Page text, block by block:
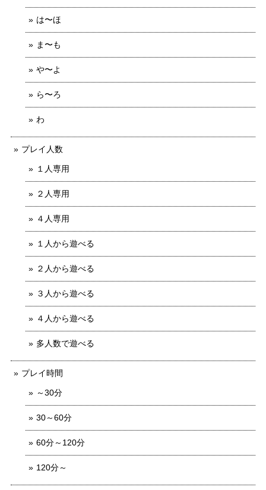
は〜ほ
ま〜も
や〜よ
ら〜ろ
わ
プレイ人数
１人専用
２人専用
４人専用
１人から遊べる
２人から遊べる
３人から遊べる
４人から遊べる
多人数で遊べる
プレイ時間
～30分
30～60分
60分～120分
120分～